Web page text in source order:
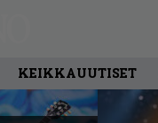
KEIKKAUUTISET